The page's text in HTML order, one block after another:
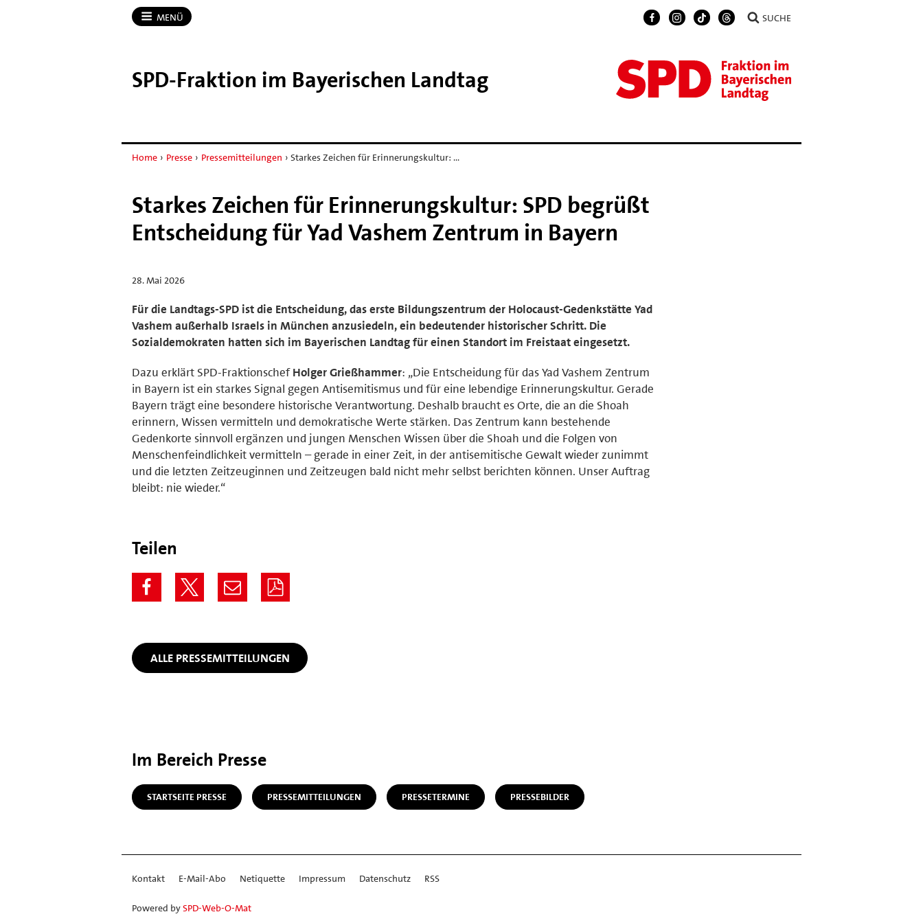
MENÜ SUCHE
SPD-​Fraktion im Bayerischen Landtag
Home › Presse › Pressemitteilungen › Starkes Zeichen für Erinnerungskultur: …
Starkes Zeichen für Erinnerungskultur: SPD begrüßt
Entscheidung für Yad Vashem Zentrum in Bayern
28. Mai 2026
Für die Landtags-SPD ist die Entscheidung, das erste Bildungszentrum der Holocaust-Gedenkstätte Yad
Vashem außerhalb Israels in München anzusiedeln, ein bedeutender historischer Schritt. Die
Sozialdemokraten hatten sich im Bayerischen Landtag für einen Standort im Freistaat eingesetzt.
Dazu erklärt SPD-FraktionschefHolger Grießhammer: „Die Entscheidung für das Yad Vashem Zentrum
in Bayern ist ein starkes Signal gegen Antisemitismus und für eine lebendige Erinnerungskultur. Gerade
Bayern trägt eine besondere historische Verantwortung. Deshalb braucht es Orte, die an die Shoah
erinnern, Wissen vermitteln und demokratische Werte stärken. Das Zentrum kann bestehende
Gedenkorte sinnvoll ergänzen und jungen Menschen Wissen über die Shoah und die Folgen von
Menschenfeindlichkeit vermitteln – gerade in einer Zeit, in der antisemitische Gewalt wieder zunimmt
und die letzten Zeitzeuginnen und Zeitzeugen bald nicht mehr selbst berichten können. Unser Auftrag
bleibt: nie wieder.“
Teilen
ALLE PRESSEMITTEILUNGEN
Im Bereich Presse
STARTSEITE PRESSE PRESSEMITTEILUNGEN PRESSETERMINE PRESSEBILDER
Kontakt E-Mail-Abo Netiquette Impressum Datenschutz RSS
Powered bySPD-Web-O-Mat